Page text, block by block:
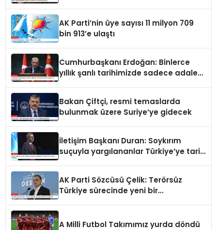
AK Parti’nin üye sayısı 11 milyon 709
bin 913’e ulaştı
Cumhurbaşkanı Erdoğan: Binlerce
yıllık şanlı tarihimizde sadece adalet
Bakan Çiftçi, resmi temaslarda
bulunmak üzere Suriye’ye gidecek
İletişim Başkanı Duran: Soykırım
suçuyla yargılananlar Türkiye’ye tarih
AK Parti Sözcüsü Çelik: Terörsüz
Türkiye sürecinde yeni bir
A Milli Futbol Takımımız yurda döndü